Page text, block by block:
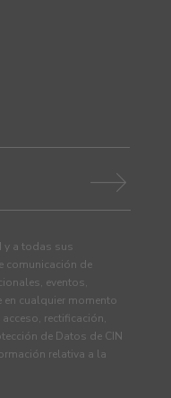
y a todas sus
comunicación de
eventos,
cualquier momento
rectificación,
de Datos de CIN
relativa a la